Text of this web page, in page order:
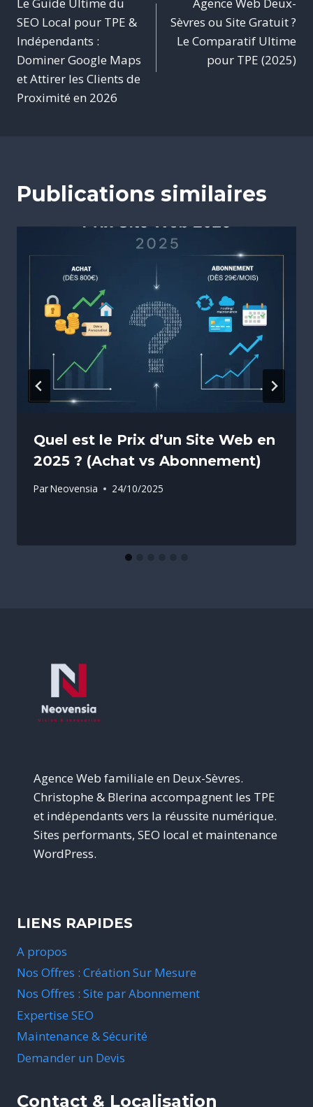
de
l’article
SEO Local pour TPE &
Indépendants :
Dominer Google Maps
et Attirer les Clients de
Proximité en 2026
Sèvres ou Site Gratuit ?
Le Comparatif Ultime
pour TPE (2025)
Publications similaires
Quel est le Prix d’un Site Web en
2025 ? (Achat vs Abonnement)
ParNeovensia 24/10/2025
Agence Web familiale en Deux-Sèvres.
Christophe & Blerina accompagnent les TPE
et indépendants vers la réussite numérique.
Sites performants, SEO local et maintenance
WordPress.
LIENS RAPIDES
A propos
Nos Offres : Création Sur Mesure
Nos Offres : Site par Abonnement
Expertise SEO
Maintenance & Sécurité
Demander un Devis
Contact & Localisation